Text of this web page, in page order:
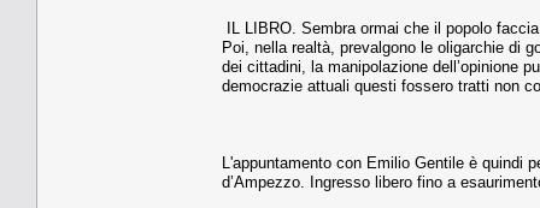
IL LIBRO. Sembra ormai che il popolo
Poi, nella realtà, prevalgono le oligarchie di
dei cittadini, la manipolazione dell’opinione
democrazie attuali questi fossero tratti non
L'appuntamento con Emilio Gentile è quindi
d’Ampezzo. Ingresso libero fino a